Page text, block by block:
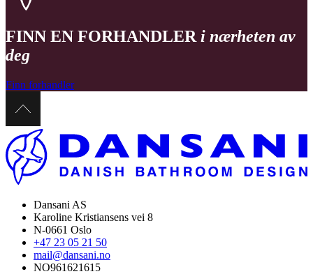
FINN EN FORHANDLER i nærheten av
deg
Finn forhandler
Dansani AS
Karoline Kristiansens vei 8
N-0661 Oslo
+47 23 05 21 50
mail@dansani.no
NO961621615